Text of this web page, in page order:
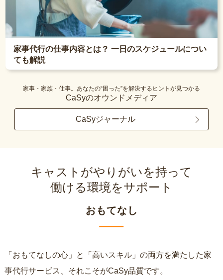
家事代行の仕事内容とは？ 一日のスケジュールについ
ても解説
家事・家族・仕事。あなたの“困った”を解決するヒントが見つかる
CaSyのオウンドメディア
CaSyジャーナル
キャストがやりがいを持って
働ける環境をサポート
おもてなし
「おもてなしの心」と「高いスキル」の両方を満たした家
事代行サービス、それこそがCaSy品質です。